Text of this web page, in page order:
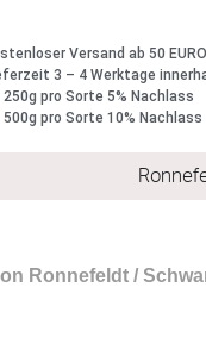
Versand ab 50
3 – 4 Werktage
250g pro Sorte 5% Nachlass
500g pro Sorte 10% Nachlass
Ronnefeldt /